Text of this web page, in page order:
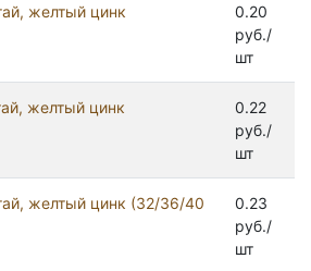
желтый цинк
0.20
руб./
шт
желтый цинк
0.22
руб./
шт
желтый цинк (32/36/40
0.23
руб./
шт